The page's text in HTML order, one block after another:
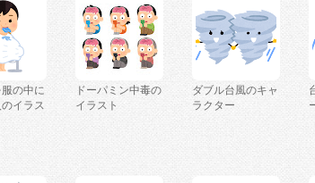
の中に
イラス
ドーパミン中毒の
イラスト
ダブル台風のキャ
ラクター